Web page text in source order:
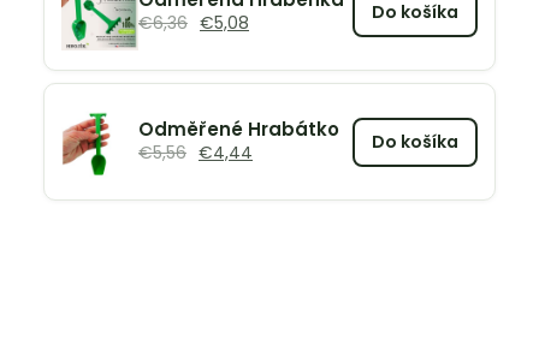
€6,36 €5,08 Do košíka
Odměřené Hrabátko
€5,56 €4,44 Do košíka